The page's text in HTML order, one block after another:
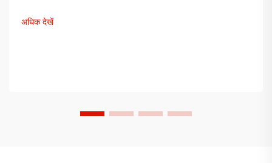
अधिक देखें